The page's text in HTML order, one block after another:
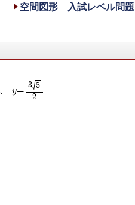
空間図形 入試レベル問題
、 y=
3 5
2